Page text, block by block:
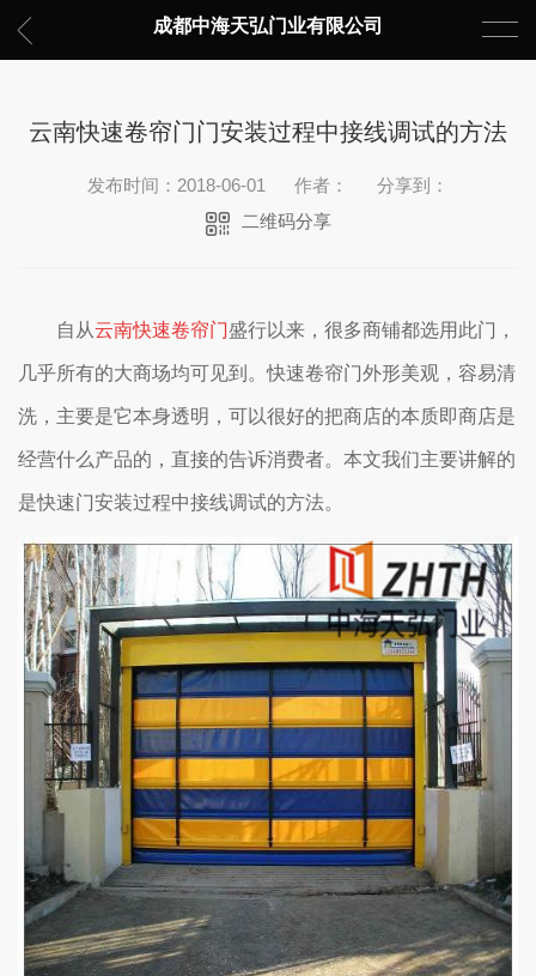
成都中海天弘门业有限公司
云南快速卷帘门门安装过程中接线调试的方法
发布时间：2018-06-01 作者：
分享到：
二维码分享
自从云南快速卷帘门盛行以来，很多商铺都选用此门，
几乎所有的大商场均可见到。快速卷帘门外形美观，容易清
洗，主要是它本身透明，可以很好的把商店的本质即商店是
经营什么产品的，直接的告诉消费者。本文我们主要讲解的
是快速门安装过程中接线调试的方法。